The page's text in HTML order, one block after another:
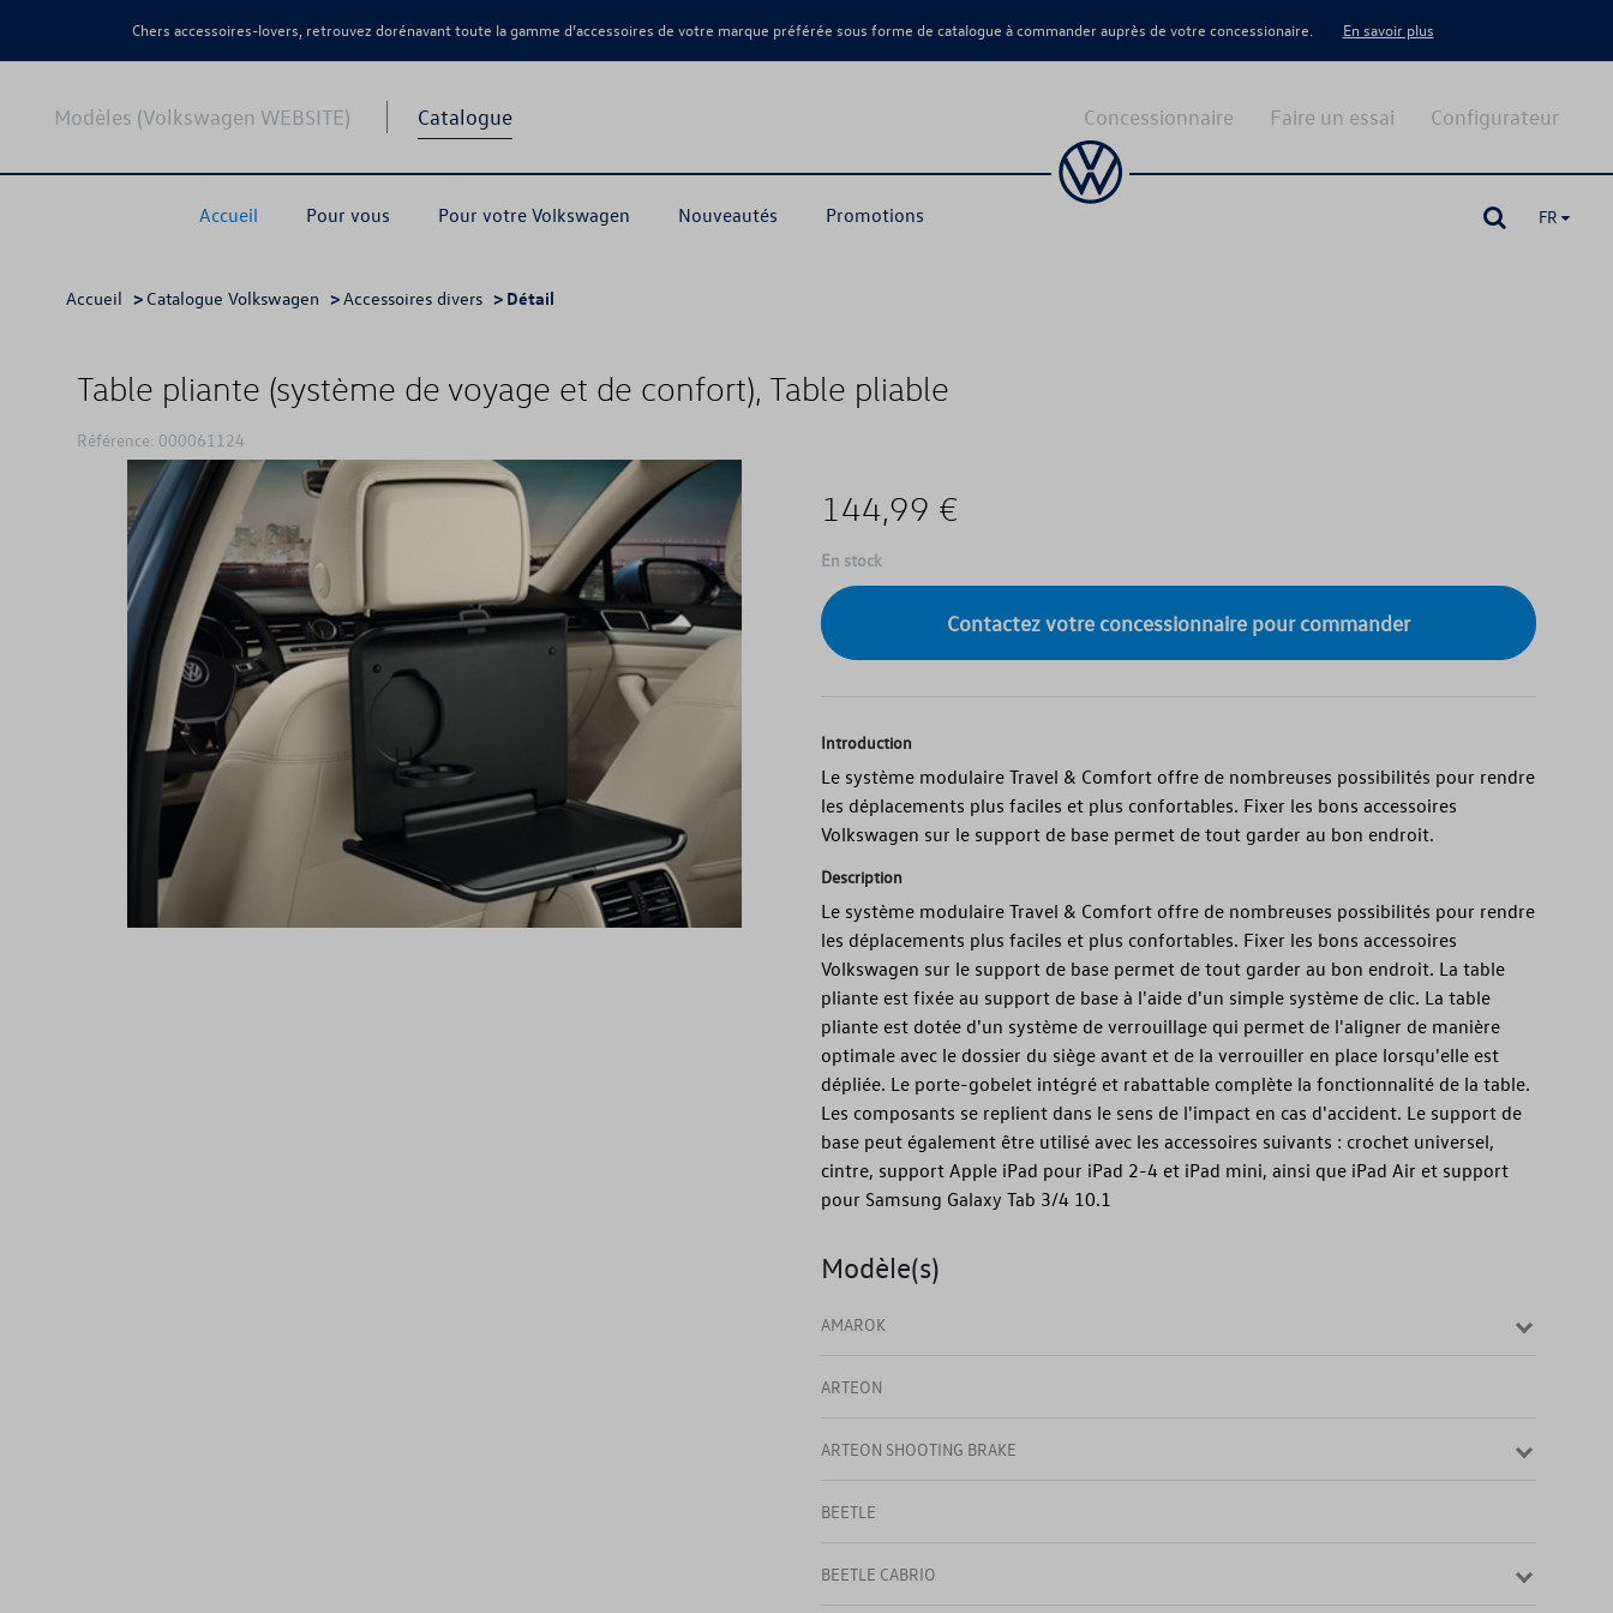
Chers accessoires-lovers, retrouvez dorénavant toute la gamme d’accessoires de votre marque préférée sous forme de catalogue à commander auprès de votre concessionaire. En savoir plus
Modèles (Volkswagen WEBSITE) Catalogue
Accueil Pour vous Pour votre Volkswagen Nouveautés Promotions
Configurateur
Faire un essai
Concessionnaire
FR
Accueil > Catalogue Volkswagen >Accessoires divers > Détail
Table pliante (système de voyage et de confort), Table pliable
Référence: 000061124
144,99 €
En stock
Contactez votre concessionnaire pour commander
Introduction
Le système modulaire Travel & Comfort offre de nombreuses possibilités pour rendre
les déplacements plus faciles et plus confortables. Fixer les bons accessoires
Volkswagen sur le support de base permet de tout garder au bon endroit.
Description
Le système modulaire Travel & Comfort offre de nombreuses possibilités pour rendre
les déplacements plus faciles et plus confortables. Fixer les bons accessoires
Volkswagen sur le support de base permet de tout garder au bon endroit. La table
pliante est fixée au support de base à l'aide d'un simple système de clic. La table
pliante est dotée d'un système de verrouillage qui permet de l'aligner de manière
optimale avec le dossier du siège avant et de la verrouiller en place lorsqu'elle est
dépliée. Le porte-gobelet intégré et rabattable complète la fonctionnalité de la table.
Les composants se replient dans le sens de l'impact en cas d'accident. Le support de
base peut également être utilisé avec les accessoires suivants : crochet universel,
cintre, support Apple iPad pour iPad 2-4 et iPad mini, ainsi que iPad Air et support
pour Samsung Galaxy Tab 3/4 10.1
Modèle(s)
AMAROK
ARTEON
ARTEON SHOOTING BRAKE
BEETLE
BEETLE CABRIO